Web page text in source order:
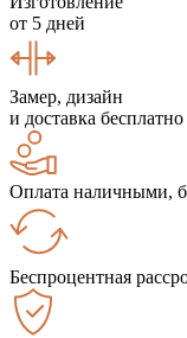
от 5 дней
Замер, дизайн
и доставка бесплатно
Оплата наличными,
Беспроцентная